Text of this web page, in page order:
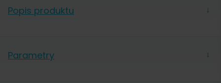
Popis produktu →
vám nesmí chybět.
Parametry →